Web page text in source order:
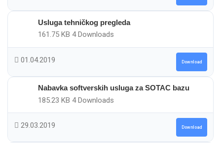
Usluga tehničkog pregleda
161.75 KB 4 Downloads
01.04.2019 Download
Nabavka softverskih usluga za SOTAC bazu
185.23 KB 4 Downloads
29.03.2019 Download